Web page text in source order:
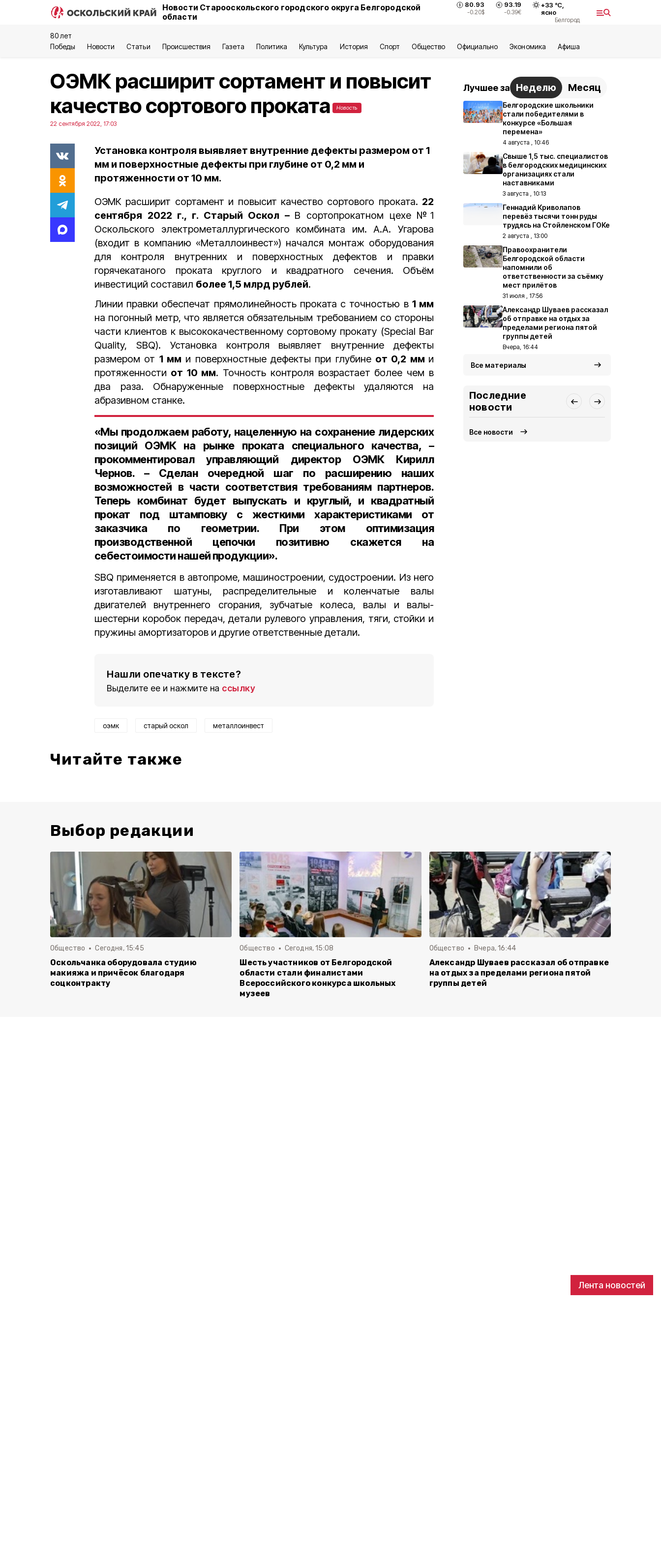
Новости Старооскольского городского округа Белгородской
области
80.93
-0.20$
93.19
-0.39€
+33 °С,
ясно
Белгород
80 лет
Победы
Новости Статьи Происшествия Газета Политика Культура История Спорт Общество Официально Экономика Aфиша
Лента новостей
ОЭМК расширит сортамент и повысит
качество сортового проката
Новость
22 сентября 2022, 17:03
Установка контроля выявляет внутренние дефекты размером от 1
мм и поверхностные дефекты при глубине от 0,2 мм и
протяженности от 10 мм.
ОЭМК расширит сортамент и повысит качество сортового проката. 22
сентября 2022 г., г. Старый Оскол – В сортопрокатном цехе №1
Оскольского электрометаллургического комбината им. А.А. Угарова
(входит в компанию «Металлоинвест») начался монтаж оборудования
для контроля внутренних и поверхностных дефектов и правки
горячекатаного проката круглого и квадратного сечения. Объём
инвестиций составил более 1,5 млрд рублей.
Линии правки обеспечат прямолинейность проката с точностью в 1 мм
на погонный метр, что является обязательным требованием со стороны
части клиентов к высококачественному сортовому прокату (Special Bar
Quality, SBQ). Установка контроля выявляет внутренние дефекты
размером от 1 мм и поверхностные дефекты при глубине от 0,2 мм и
протяженности от 10 мм. Точность контроля возрастает более чем в
два раза. Обнаруженные поверхностные дефекты удаляются на
абразивном станке.
«Мы продолжаем работу, нацеленную на сохранение лидерских
позиций ОЭМК на рынке проката специального качества, –
прокомментировал управляющий директор ОЭМК Кирилл
Чернов. – Сделан очередной шаг по расширению наших
возможностей в части соответствия требованиям партнеров.
Теперь комбинат будет выпускать и круглый, и квадратный
прокат под штамповку с жесткими характеристиками от
заказчика по геометрии. При этом оптимизация
производственной цепочки позитивно скажется на
себестоимости нашей продукции».
SBQ применяется в автопроме, машиностроении, судостроении. Из него
изготавливают шатуны, распределительные и коленчатые валы
двигателей внутреннего сгорания, зубчатые колеса, валы и валы-
шестерни коробок передач, детали рулевого управления, тяги, стойки и
пружины амортизаторов и другие ответственные детали.
Нашли опечатку в тексте?
Выделите ее и нажмите на ссылку
оэмк старый оскол металлоинвест
Читайте также
Лучшее за Неделю Месяц
Белгородские школьники
стали победителями в
конкурсе «Большая
перемена»
4 августа , 10:46
Свыше 1,5 тыс. специалистов
в белгородских медицинских
организациях стали
наставниками
3 августа , 10:13
Геннадий Криволапов
перевёз тысячи тонн руды
трудясь на Стойленском ГОКе
2 августа , 13:00
Правоохранители
Белгородской области
напомнили об
ответственности за съёмку
мест прилётов
31 июля , 17:56
Александр Шуваев рассказал
об отправке на отдых за
пределами региона пятой
группы детей
Вчера, 16:44
Все материалы
Последние
новости
Все новости
Выбор редакции
Общество Сегодня, 15:45
Оскольчанка оборудовала студию
макияжа и причёсок благодаря
соцконтракту
Общество Сегодня, 15:08
Шесть участников от Белгородской
области стали финалистами
Всероссийского конкурса школьных
музеев
Общество Вчера, 16:44
Александр Шуваев рассказал об отправке
на отдых за пределами региона пятой
группы детей